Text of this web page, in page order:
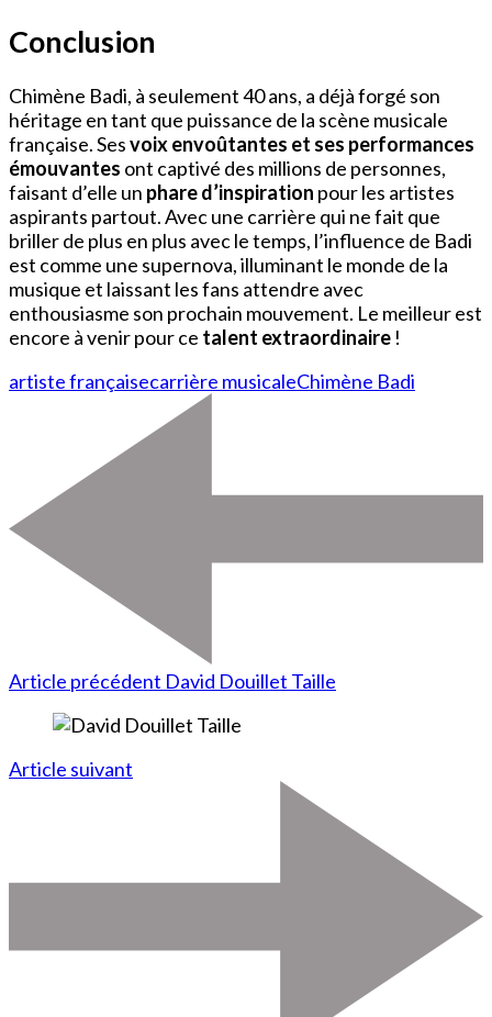
Conclusion
Chimène Badi, à seulement 40 ans, a déjà forgé son
héritage en tant que puissance de la scène musicale
française. Sesvoix envoûtantes et ses performances
émouvantes ont captivé des millions de personnes,
faisant d’elle un phare d’inspiration pour les artistes
aspirants partout. Avec une carrière qui ne fait que
briller de plus en plus avec le temps, l’influence de Badi
est comme une supernova, illuminant le monde de la
musique et laissant les fans attendre avec
enthousiasme son prochain mouvement. Le meilleur est
encore à venir pour ce talent extraordinaire !
artiste françaisecarrière musicaleChimène Badi
Article précédent David Douillet Taille
Article suivant